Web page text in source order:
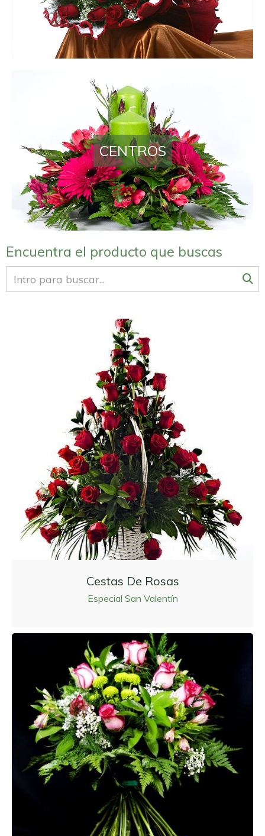
CENTROS
Encuentra el producto que buscas
Cestas De Rosas
Especial San Valentín